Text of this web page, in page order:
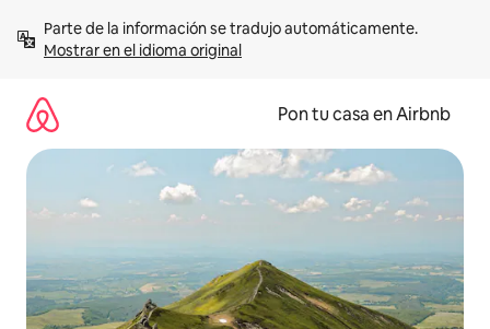
contenidoMostrar en el idioma original
Pon tu casa en Airbnb